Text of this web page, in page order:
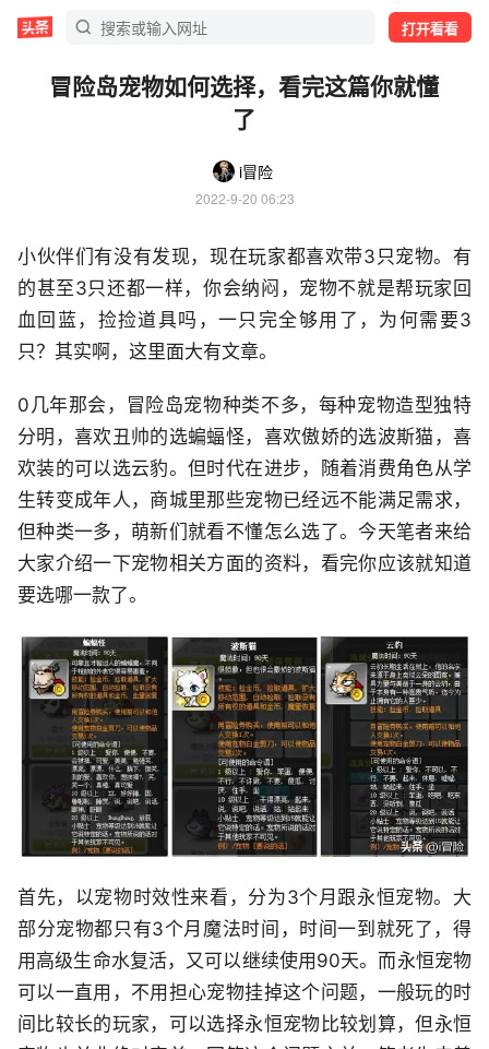
打开看看
冒险岛宠物如何选择，看完这篇你就懂
了
i冒险
2022-9-20 06:23
小伙伴们有没有发现，现在玩家都喜欢带3只宠物。有
的甚至3只还都一样，你会纳闷，宠物不就是帮玩家回
血回蓝，捡捡道具吗，一只完全够用了，为何需要3
只？其实啊，这里面大有文章。
0几年那会，冒险岛宠物种类不多，每种宠物造型独特
分明，喜欢丑帅的选蝙蝠怪，喜欢傲娇的选波斯猫，喜
欢装的可以选云豹。但时代在进步，随着消费角色从学
生转变成年人，商城里那些宠物已经远不能满足需求，
但种类一多，萌新们就看不懂怎么选了。今天笔者来给
大家介绍一下宠物相关方面的资料，看完你应该就知道
要选哪一款了。
首先，以宠物时效性来看，分为3个月跟永恒宠物。大
部分宠物都只有3个月魔法时间，时间一到就死了，得
用高级生命水复活，又可以继续使用90天。而永恒宠物
可以一直用，不用担心宠物挂掉这个问题，一般玩的时
间比较长的玩家，可以选择永恒宠物比较划算，但永恒